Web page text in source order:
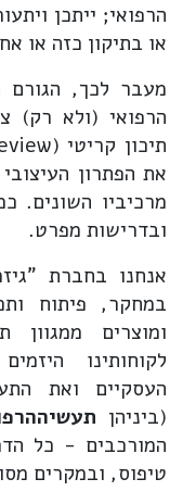
הרפואי; ייתכן
או בתיקון כזה או
מעבר לכך, הגורם
הרפואי (ולא רק)
את הפתרון
מרכיביו השונים.
ובדרישות מפרט.
אנחנו בחברת
במחקר, פיתוח
ומוצרים
לקוחותינו
העסקיים ואת
(ביניהן תעשיה
המורכבים - כל
טיפוס, ובמקרים